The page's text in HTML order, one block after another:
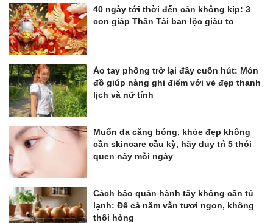
40 ngày tới thời đến cản không kịp: 3
con giáp Thần Tài ban lộc giàu to
Áo tay phồng trở lại đầy cuốn hút: Món
đồ giúp nàng ghi điểm với vẻ đẹp thanh
lịch và nữ tính
Muốn da căng bóng, khỏe đẹp không
cần skincare cầu kỳ, hãy duy trì 5 thói
quen này mỗi ngày
Cách bảo quản hành tây không cần tủ
lạnh: Để cả năm vẫn tươi ngon, không
thối hỏng